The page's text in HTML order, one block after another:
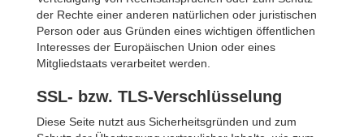
der Rechte einer anderen natürlichen oder juristischen
Person oder aus Gründen eines wichtigen öffentlichen
Interesses der Europäischen Union oder eines
Mitgliedstaats verarbeitet werden.
SSL- bzw. TLS-Verschlüsselung
Diese Seite nutzt aus Sicherheitsgründen und zum